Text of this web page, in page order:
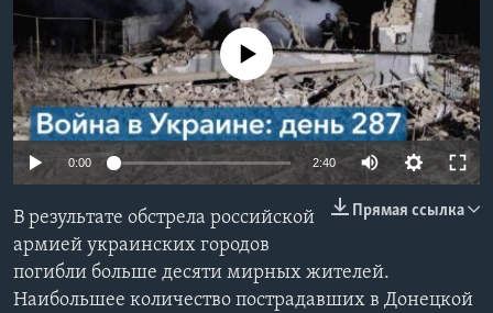
Learning English
СОЦИАЛЬНЫЕ СЕТИ
No media source currently available
0:00 2:40
Прямая ссылка
В результате обстрела российской
армией украинских городов
погибли больше десяти мирных жителей.
Наибольшее количество пострадавших в Донецкой